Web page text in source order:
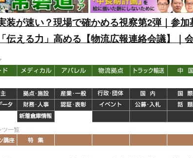
装が速い？現場で確かめる視察第2弾｜参加
伝える力」高める【物流広報連絡会議】｜
ツ一覧